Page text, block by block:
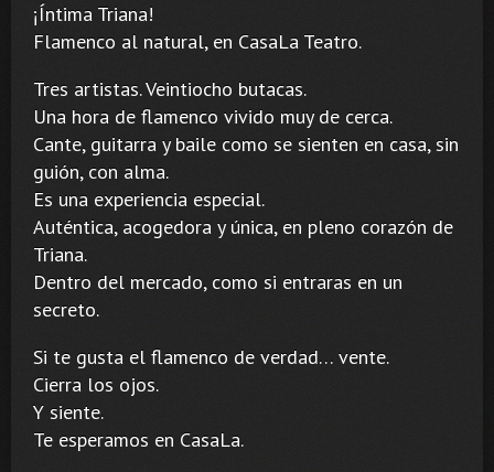
¡Íntima Triana!
Flamenco al natural, en CasaLa Teatro.
Tres artistas. Veintiocho butacas.
Una hora de flamenco vivido muy de cerca.
Cante, guitarra y baile como se sienten en casa, sin
guión, con alma.
Es una experiencia especial.
Auténtica, acogedora y única, en pleno corazón de
Triana.
Dentro del mercado, como si entraras en un
secreto.
Si te gusta el flamenco de verdad… vente.
Cierra los ojos.
Y siente.
Te esperamos en CasaLa.